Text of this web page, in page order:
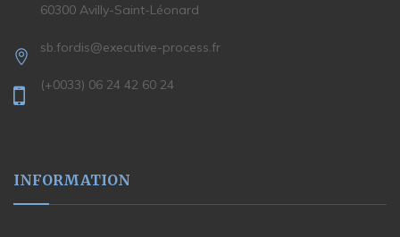
60300 Avilly-Saint-Léonard
sb.fordis@executive-process.fr
(+0033) 06 24 42 60 24
INFORMATION